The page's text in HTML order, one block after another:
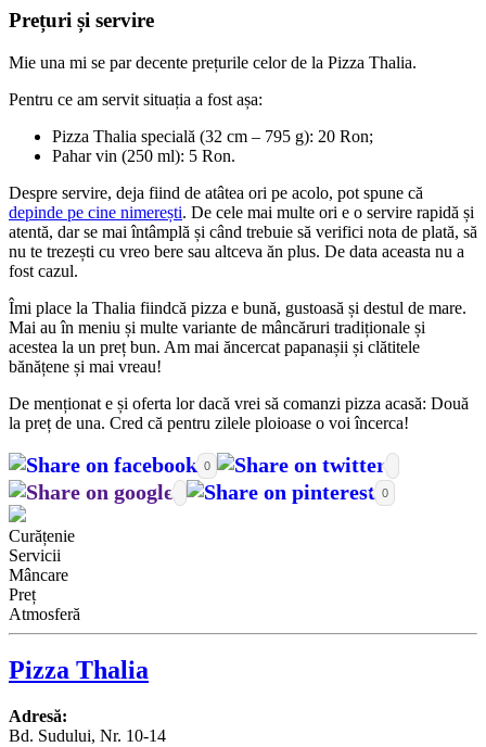
Prețuri și servire
Mie una mi se par decente prețurile celor de la Pizza Thalia.
Pentru ce am servit situația a fost așa:
Pizza Thalia specială (32 cm – 795 g): 20 Ron;
Pahar vin (250 ml): 5 Ron.
Despre servire, deja fiind de atâtea ori pe acolo, pot spune că
depinde pe cine nimerești. De cele mai multe ori e o servire rapidă și
atentă, dar se mai întâmplă și când trebuie să verifici nota de plată, să
nu te trezești cu vreo bere sau altceva ăn plus. De data aceasta nu a
fost cazul.
Îmi place la Thalia fiindcă pizza e bună, gustoasă și destul de mare.
Mai au în meniu și multe variante de mâncăruri tradiționale și
acestea la un preț bun. Am mai ăncercat papanașii și clătitele
bănățene și mai vreau!
De menționat e și oferta lor dacă vrei să comanzi pizza acasă: Două
la preț de una. Cred că pentru zilele ploioase o voi încerca!
0
0
Curățenie
Servicii
Mâncare
Preț
Atmosferă
Pizza Thalia
Adresă:
Bd. Sudului, Nr. 10-14